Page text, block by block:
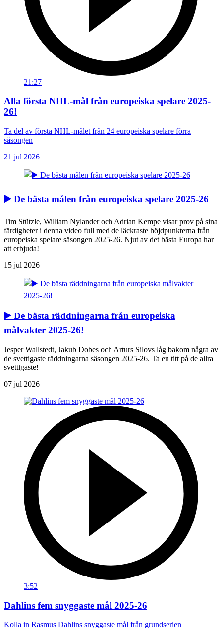
21:27
Alla första NHL-mål från europeiska spelare 2025-
26!
Ta del av första NHL-målet från 24 europeiska spelare förra
säsongen
21 jul 2026
▶️ De bästa målen från europeiska spelare 2025-26
Tim Stützle, William Nylander och Adrian Kempe visar prov på sina
färdigheter i denna video full med de läckraste höjdpunkterna från
europeiska spelare säsongen 2025-26. Njut av det bästa Europa har
att erbjuda!
15 jul 2026
▶️ De bästa räddningarna från europeiska
målvakter 2025-26!
Jesper Wallstedt, Jakub Dobes och Arturs Silovs låg bakom några av
de svettigaste räddningarna säsongen 2025-26. Ta en titt på de allra
svettigaste!
07 jul 2026
3:52
Dahlins fem snyggaste mål 2025-26
Kolla in Rasmus Dahlins snyggaste mål från grundserien